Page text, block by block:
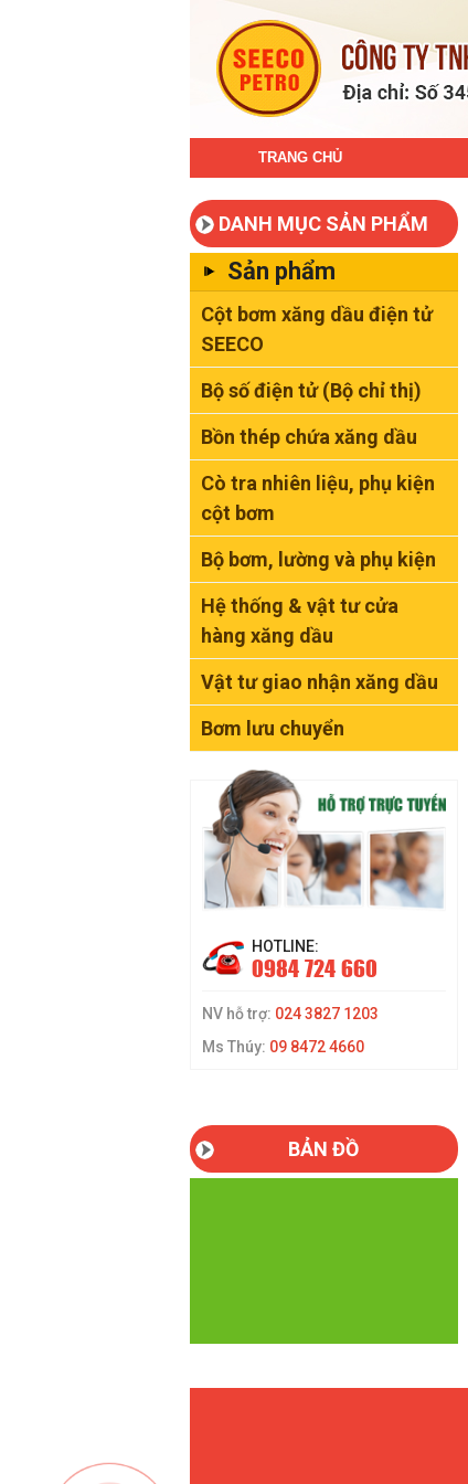
TRANG CHỦ
DANH MỤC SẢN PHẨM
Sản phẩm
Cột bơm xăng dầu điện tử
SEECO
Bộ số điện tử (Bộ chỉ thị)
Bồn thép chứa xăng dầu
Cò tra nhiên liệu, phụ kiện
cột bơm
Bộ bơm, lường và phụ kiện
Hệ thống & vật tư cửa
hàng xăng dầu
Vật tư giao nhận xăng dầu
Bơm lưu chuyển
HOTLINE:
0984 724 660
NV hỗ trợ: 024 3827 1203
Ms Thúy: 09 8472 4660
BẢN ĐỒ
Bộ bơm TOMINAGA Nhật Bản